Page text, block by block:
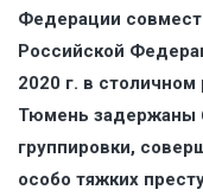
Федерации
Российской
2020 г. в столичном
Тюмень задержаны
группировки,
особо тяжких